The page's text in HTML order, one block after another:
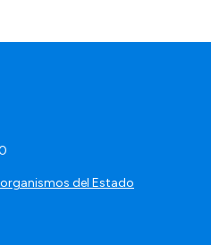
organismos del Estado